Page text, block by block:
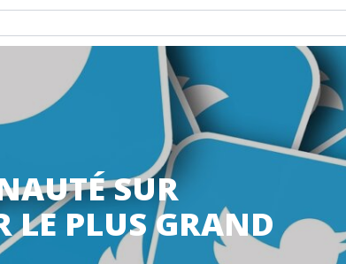
SUR
LE PLUS GRAND